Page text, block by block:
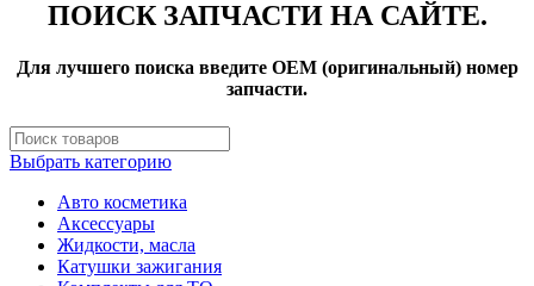
ПОИСК ЗАПЧАСТИ НА САЙТЕ.
Для лучшего поиска введите OEM (оригинальный) номер
запчасти.
Выбрать категорию
Авто косметика
Аксессуары
Жидкости, масла
Катушки зажигания